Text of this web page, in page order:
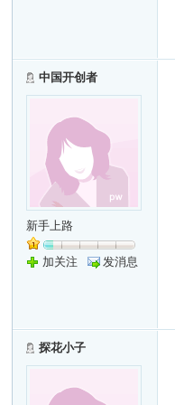
中国开创者
新手上路
加关注 发消息
探花小子